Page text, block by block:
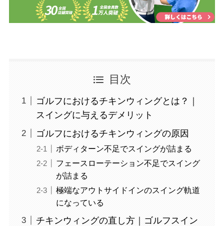
目次
ゴルフにおけるチキンウィングとは？｜
スイングに与えるデメリット
ゴルフにおけるチキンウィングの原因
ボディターン不足でスイングが詰まる
フェースローテーション不足でスイング
が詰まる
極端なアウトサイドインのスイング軌道
になっている
チキンウィングの直し方｜ゴルフスイン